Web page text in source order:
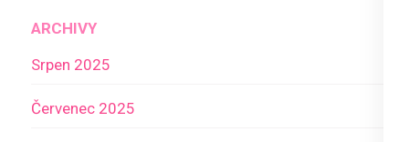
ARCHIVY
Srpen 2025
Červenec 2025